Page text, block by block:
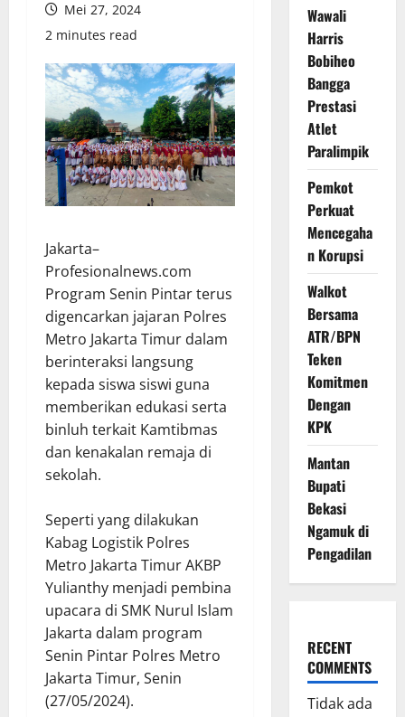
Mei 27, 2024
2 minutes read
Jakarta–
Profesionalnews.com
Program Senin Pintar terus
digencarkan jajaran Polres
Metro Jakarta Timur dalam
berinteraksi langsung
kepada siswa siswi guna
memberikan edukasi serta
binluh terkait Kamtibmas
dan kenakalan remaja di
sekolah.
Seperti yang dilakukan
Kabag Logistik Polres
Metro Jakarta Timur AKBP
Yulianthy menjadi pembina
upacara di SMK Nurul Islam
Jakarta dalam program
Senin Pintar Polres Metro
Jakarta Timur, Senin
(27/05/2024).
Wawali
Harris
Bobiheo
Bangga
Prestasi
Atlet
Paralimpik
Pemkot
Perkuat
Mencegaha
n Korupsi
Walkot
Bersama
ATR/BPN
Teken
Komitmen
Dengan
KPK
Mantan
Bupati
Bekasi
Ngamuk di
Pengadilan
RECENT
COMMENTS
Tidak ada